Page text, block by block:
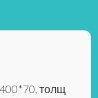
толщ